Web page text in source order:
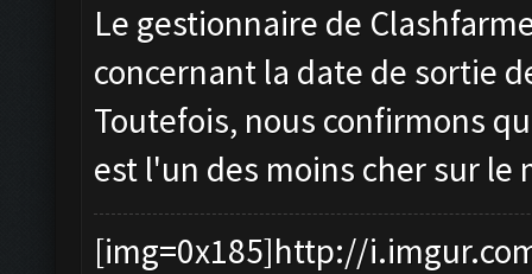
Le gestionnaire de
concernant la date de sortie
Toutefois, nous confirmons
est l'un des moins cher sur le
[img=0x185]http://